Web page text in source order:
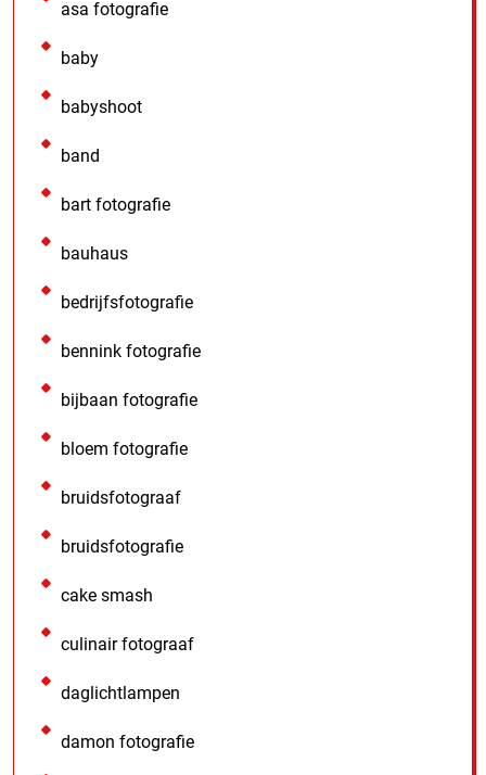
asa fotografie
baby
babyshoot
band
bart fotografie
bauhaus
bedrijfsfotografie
bennink fotografie
bijbaan fotografie
bloem fotografie
bruidsfotograaf
bruidsfotografie
cake smash
culinair fotograaf
daglichtlampen
damon fotografie